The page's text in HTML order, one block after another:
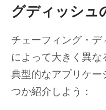
グディッシュ
チェーフィング・デ
によって大きく異な
典型的なアプリケー
つか紹介しよう：